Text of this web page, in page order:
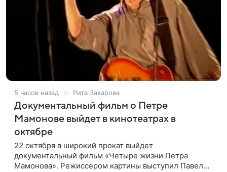
5 часов назад Рита Захарова
Документальный фильм о Петре
Мамонове выйдет в кинотеатрах в
октябре
22 октября в широкий прокат выйдет
документальный фильм «Четыре жизни Петра
Мамонова». Режиссером картины выступил Павел